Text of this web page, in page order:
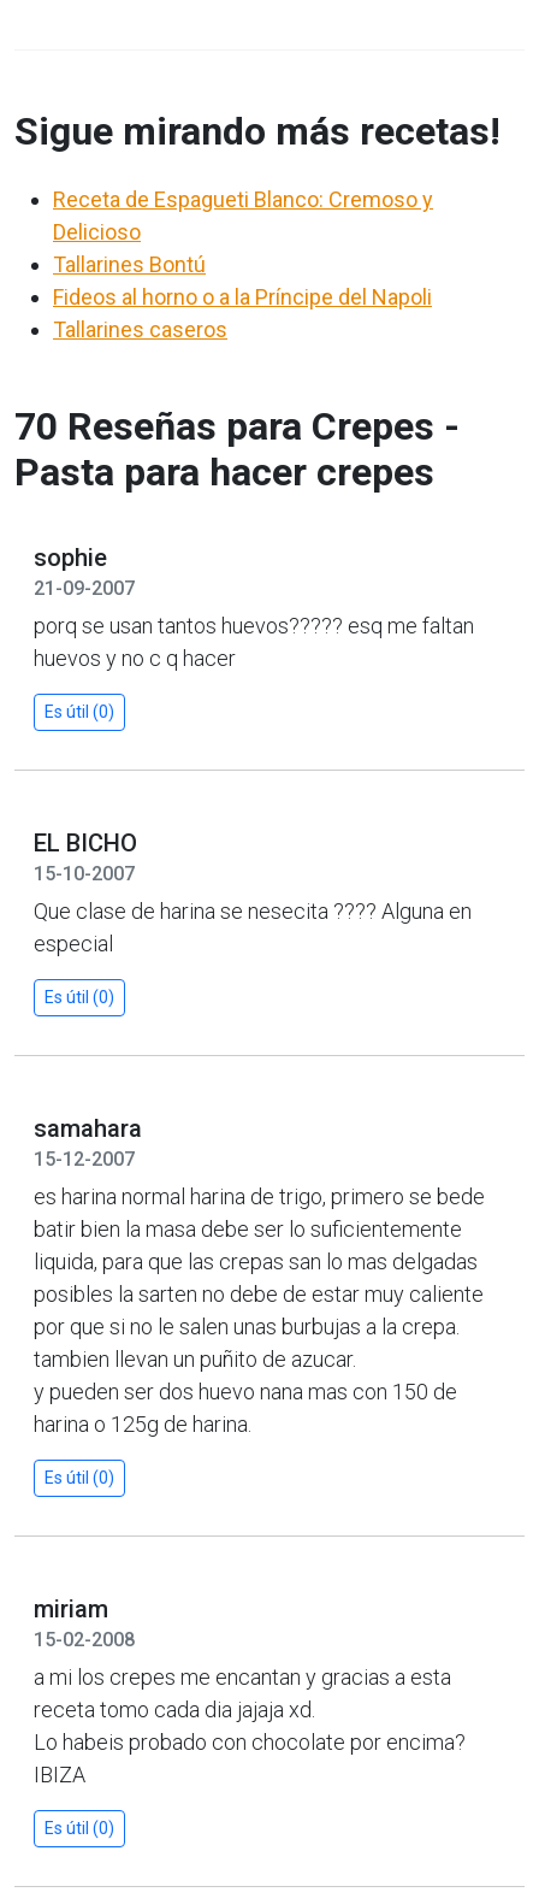
Sigue mirando más recetas!
Receta de Espagueti Blanco: Cremoso y
Delicioso
Tallarines Bontú
Fideos al horno o a la Príncipe del Napoli
Tallarines caseros
70 Reseñas para Crepes -
Pasta para hacer crepes
sophie
21-09-2007
porq se usan tantos huevos????? esq me faltan
huevos y no c q hacer
Es útil (0)
EL BICHO
15-10-2007
Que clase de harina se nesecita ???? Alguna en
especial
Es útil (0)
samahara
15-12-2007
es harina normal harina de trigo, primero se bede
batir bien la masa debe ser lo suficientemente
liquida, para que las crepas san lo mas delgadas
posibles la sarten no debe de estar muy caliente
por que si no le salen unas burbujas a la crepa.
tambien llevan un puñito de azucar.
y pueden ser dos huevo nana mas con 150 de
harina o 125g de harina.
Es útil (0)
miriam
15-02-2008
a mi los crepes me encantan y gracias a esta
receta tomo cada dia jajaja xd.
Lo habeis probado con chocolate por encima?
IBIZA
Es útil (0)